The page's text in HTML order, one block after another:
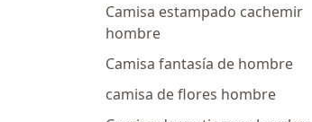
Camisa estampado cachemir
hombre
Camisa fantasía de hombre
camisa de flores hombre